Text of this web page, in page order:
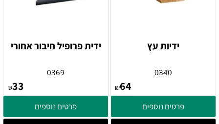
ידיות עץ
0340
₪64
פרטים נוספים
ידית פרופיל חיבור אחורי
0369
₪33
פרטים נוספים